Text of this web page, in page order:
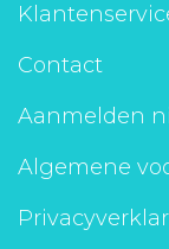
Contact
Aanmelden
Algemene